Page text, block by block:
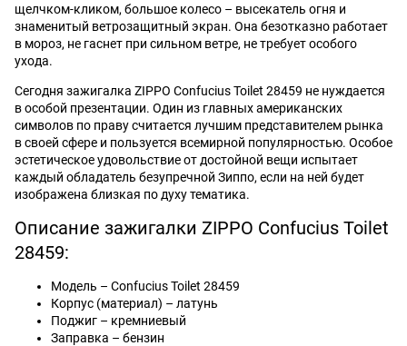
щелчком-кликом, большое колесо – высекатель огня и
знаменитый ветрозащитный экран. Она безотказно работает
в мороз, не гаснет при сильном ветре, не требует особого
ухода.
Сегодня зажигалка ZIPPO Confucius Toilet 28459 не нуждается
в особой презентации. Один из главных американских
символов по праву считается лучшим представителем рынка
в своей сфере и пользуется всемирной популярностью. Особое
эстетическое удовольствие от достойной вещи испытает
каждый обладатель безупречной Зиппо, если на ней будет
изображена близкая по духу тематика.
Описание зажигалки ZIPPO Confucius Toilet
28459:
Модель – Confucius Toilet 28459
Корпус (материал) – латунь
Поджиг – кремниевый
Заправка – бензин